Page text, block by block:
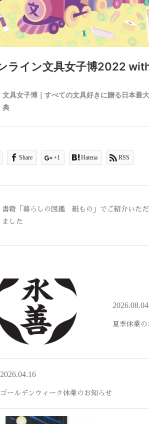
Share +1 Hatena RSS
書籍「暮らしの図鑑 紙もの」でご紹介いただ
ました
2026.08.04
夏季休業
2026.04.16
ゴールデンウィーク休業のお知らせ